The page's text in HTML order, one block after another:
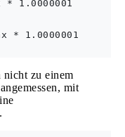
1.0000001
* 1.0000001
zu einem
mit